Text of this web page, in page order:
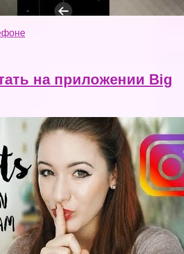
на приложении Big